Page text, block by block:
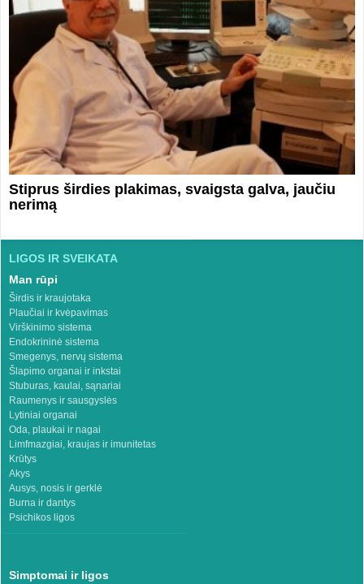
Stiprus širdies plakimas, svaigsta galva, jaučiu
nerimą
LIGOS IR SVEIKATA
Man rūpi
Širdis ir kraujotaka
Plaučiai ir kvėpavimas
Virškinimo sistema
Endokrininė sistema
Smegenys, nervų sistema
Šlapimo organai ir inkstai
Stuburas, kaulai, sąnariai
Raumenys ir sausgyslės
Lytiniai organai
Oda, plaukai ir nagai
Limfmazgiai, kraujas ir imunitetas
Krūtys
Akys
Ausys, nosis ir gerklė
Burna ir dantys
Psichikos ligos
Simptomai ir ligos